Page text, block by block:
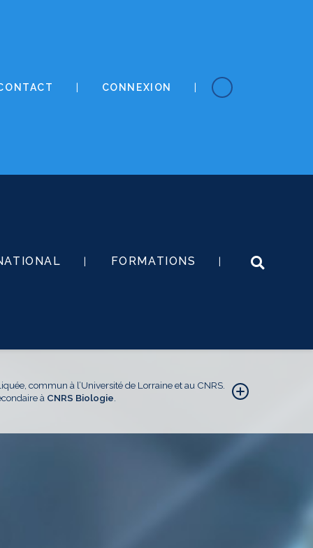
CONNEXION
FORMATIONS
commun à l’Université de Lorraine et au CNRS.
à CNRS Biologie